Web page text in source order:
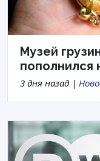
Музей
пополнился
3 дня назад |